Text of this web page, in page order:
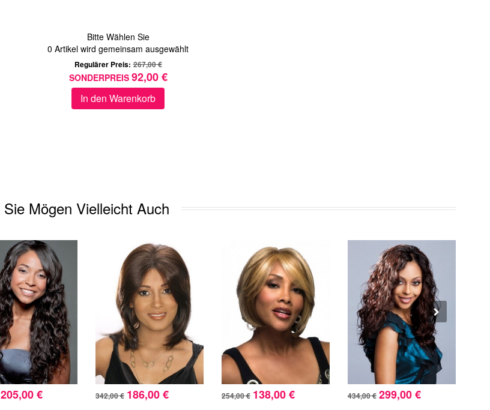
Bitte Wählen Sie
0 Artikel wird gemeinsam ausgewählt
Regulärer Preis: 267,00 €
SONDERPREIS 92,00 €
In den Warenkorb
Sie Mögen Vielleicht Auch
205,00 € 342,00 € 186,00 € 254,00 € 138,00 € 434,00 € 299,00 €